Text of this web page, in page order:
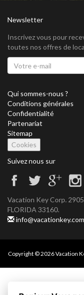
Newsletter
Inscrivez vous pour
toutes nos offres de
Qui sommes-nous ?
Conditions générales
Confidentialité
Partenariat
Sitemap
Cookies
Suivez nous sur
Vacation Key Corp.
FLORIDA 33160.
info@vacationkey.com
Copyright © 2026 Vacation